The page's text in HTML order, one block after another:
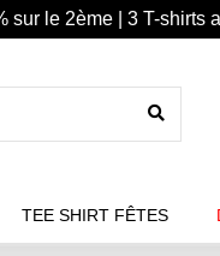
sur le 2ème | 3 T-shirts
TEE SHIRT FÊTES